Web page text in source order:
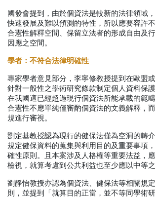
國發會提到，由於個資法是較新的法律領域
快速發展及難以預測的特性，所以應要容許不
合憲性解釋空間、保留立法者的形成自由及
因應之空間。
學者：不符合法律明確性
專家學者意見部分，李寧修教授提到在歐盟
針對一般性之學術研究條款制定個人資料保
在我國這已經超過現行個資法所能承載的範
合憲性不應單純僅審酌個資法的文義解釋，
規進行審視。
劉定基教授認為現行的健保法僅為空洞的轉
規定健保資料的蒐集與利用目的及重要事項
確性原則。且本案涉及人格權等重要法益，
檢視，就算考慮到公共利益也至少應以中等之
劉靜怡教授亦認為個資法、健保法等相關規
則，並提到「就算目的正當，並不等同學術